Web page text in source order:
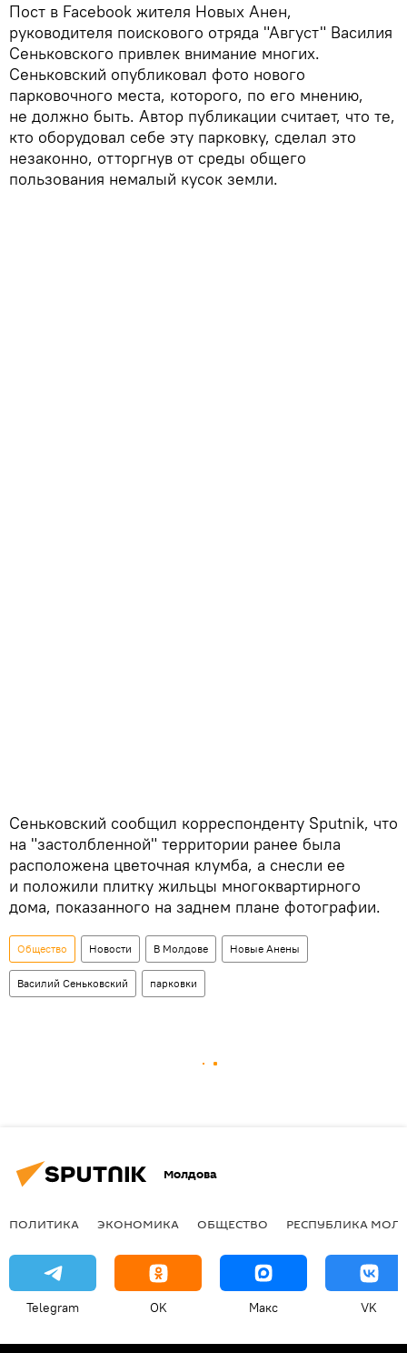
Пост в Facebook жителя Новых Анен,
руководителя поискового отряда "Август" Василия
Сеньковского привлек внимание многих.
Сеньковский опубликовал фото нового
парковочного места, которого, по его мнению,
не должно быть. Автор публикации считает, что те,
кто оборудовал себе эту парковку, сделал это
незаконно, отторгнув от среды общего
пользования немалый кусок земли.
Сеньковский сообщил корреспонденту Sputnik, что
на "застолбленной" территории ранее была
расположена цветочная клумба, а снесли ее
и положили плитку жильцы многоквартирного
дома, показанного на заднем плане фотографии.
Общество Новости В Молдове Новые Анены
Василий Сеньковский парковки
Молдова
ПОЛИТИКА ЭКОНОМИКА ОБЩЕСТВО РЕСПУБЛИКА
Telegram OK Макс VK